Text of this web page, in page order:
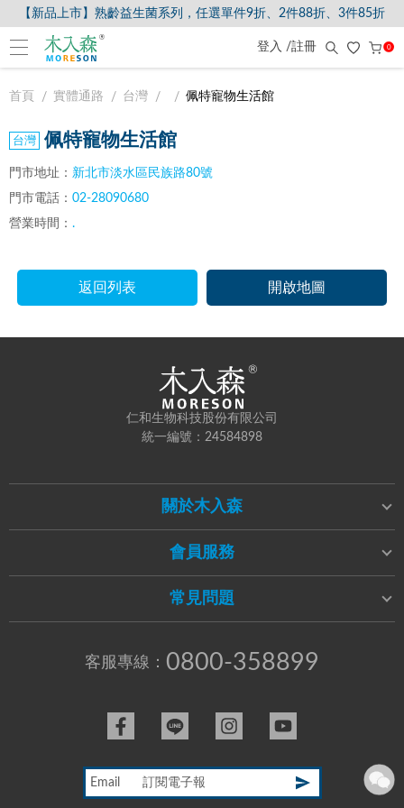
【新品上市】熟齡益生菌系列，任選單件9折、2件88折、3件85折
登入 /註冊 0
首頁 實體通路 台灣 佩特寵物生活館
佩特寵物生活館
門市地址： 新北市淡水區民族路80號
門市電話： 02-28090680
營業時間： .
返回列表 開啟地圖
仁和生物科技股份有限公司
統一編號：24584898
關於木入森
會員服務
常見問題
客服專線： 0800-358899
Email